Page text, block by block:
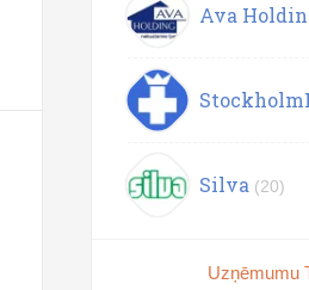
Ava
Silva (20)
Uzņēmumu